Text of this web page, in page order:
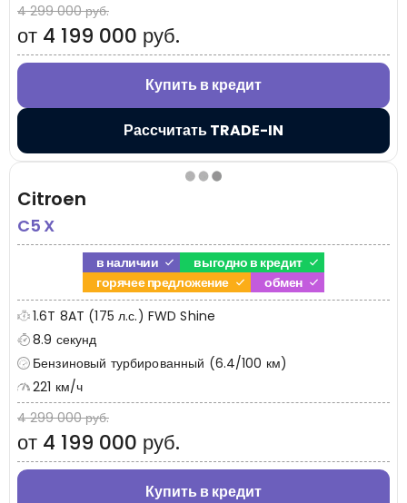
4 299 000 руб.
от 4 199 000 руб.
Купить в кредит
Рассчитать TRADE-IN
Citroen
C5 X
в наличии
выгодно в кредит
горячее предложение
обмен
1.6T 8AT (175 л.с.) FWD Shine
8.9 секунд
Бензиновый турбированный (6.4/100 км)
221 км/ч
4 299 000 руб.
от 4 199 000 руб.
Купить в кредит